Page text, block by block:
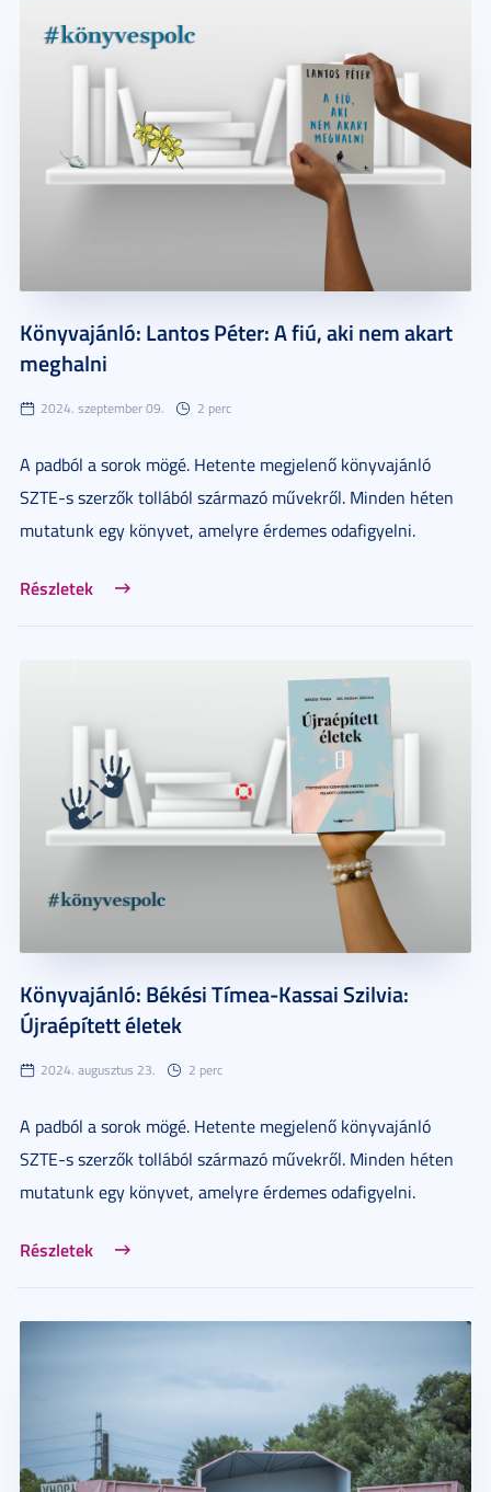
Könyvajánló: Lantos Péter: A fiú, aki nem akart
meghalni
2024. szeptember 09. 2 perc
A padból a sorok mögé. Hetente megjelenő könyvajánló
SZTE-s szerzők tollából származó művekről. Minden héten
mutatunk egy könyvet, amelyre érdemes odafigyelni.
Részletek
Könyvajánló: Békési Tímea-Kassai Szilvia:
Újraépített életek
2024. augusztus 23. 2 perc
A padból a sorok mögé. Hetente megjelenő könyvajánló
SZTE-s szerzők tollából származó művekről. Minden héten
mutatunk egy könyvet, amelyre érdemes odafigyelni.
Részletek